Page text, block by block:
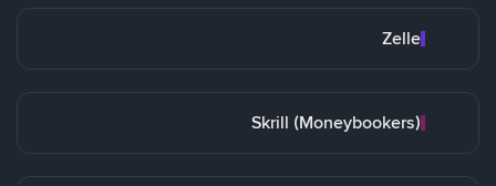
Zelle
Skrill (Moneybookers)